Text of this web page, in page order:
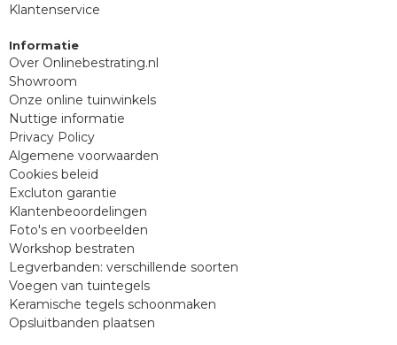
Klantenservice
Informatie
Over Onlinebestrating.nl
Showroom
Onze online tuinwinkels
Nuttige informatie
Privacy Policy
Algemene voorwaarden
Cookies beleid
Excluton garantie
Klantenbeoordelingen
Foto's en voorbeelden
Workshop bestraten
Legverbanden: verschillende soorten
Voegen van tuintegels
Keramische tegels schoonmaken
Opsluitbanden plaatsen